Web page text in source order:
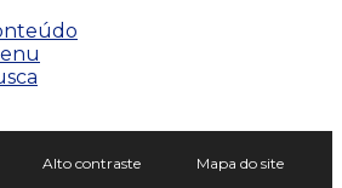
Alto contraste Mapa do site